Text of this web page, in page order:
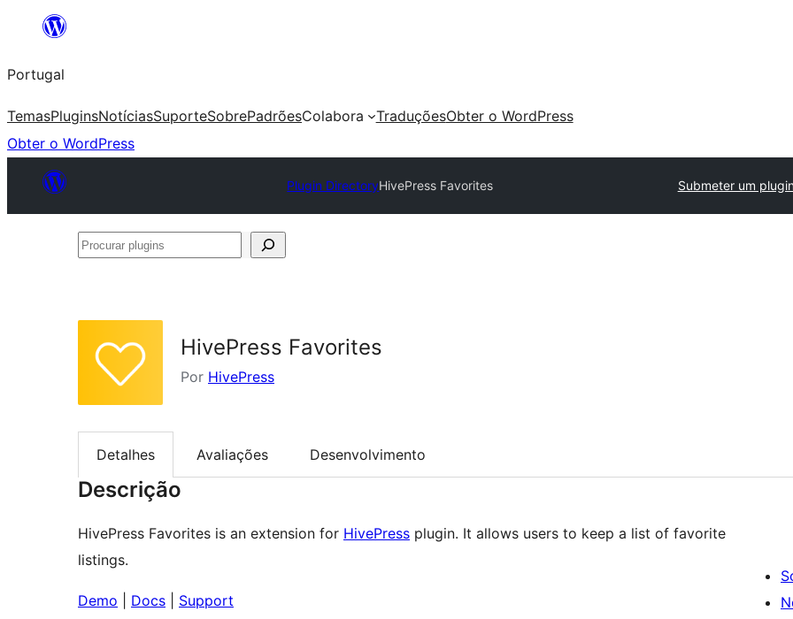
Saltar
o
conteúdo
Portugal
TemasPluginsNotíciasSuporteSobrePadrõesColabora TraduçõesObter o WordPress
Obter o WordPress
Plugin DirectoryHivePress Favorites Submeter um plugin
Procurar
HivePress Favorites
Por HivePress
Detalhes Avaliações Desenvolvimento
Descrição
HivePress Favorites is an extension for HivePress plugin. It allows users to keep a list of favorite
listings.
Demo Docs Support